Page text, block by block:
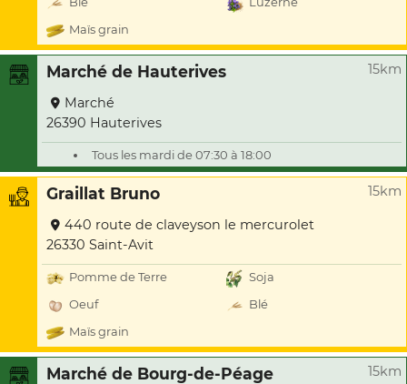
Maïs grain
Marché de Hauterives 15km
Marché
26390 Hauterives
Tous les mardi de 07:30 à 18:00
Graillat Bruno 15km
440 route de claveyson le mercurolet
26330 Saint-Avit
Pomme de Terre
Soja
Oeuf
Blé
Maïs grain
Marché de Bourg-de-Péage 15km